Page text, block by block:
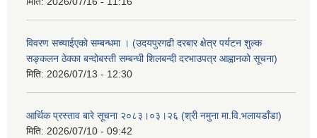
विवरण सच्याईएको सम्बन्धमा । (उदयपुरगढी दरबार क्षेत्र पर्यटन शुल्क
सङ्कलन ठेक्का बन्दोबस्ती सम्बन्धी शिलबन्दी दरभाउपत्र आह्वानको सूचना)
मिति: 2026/07/13 - 12:30
आर्थिक प्रस्ताव बारे सूचना २०८३।०३।२६ (श्री नमुना मा.वि.भलायडाँडा)
मिति: 2026/07/10 - 09:42